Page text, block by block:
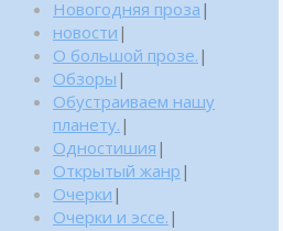
Новогодняя проза |
новости |
О большой прозе. |
Обзоры |
Обустраиваем нашу
планету. |
Одностишия |
Открытый жанр |
Очерки |
Очерки и эссе. |